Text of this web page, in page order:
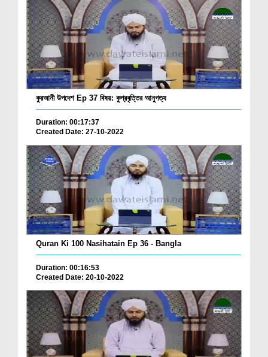
কুরআনী উপদেশ Ep 37 বিষয়: কুপ্রবৃত্তির আনুগত্য
Duration: 00:17:37
Created Date: 27-10-2022
Quran Ki 100 Nasihatain Ep 36 - Bangla
Duration: 00:16:53
Created Date: 20-10-2022